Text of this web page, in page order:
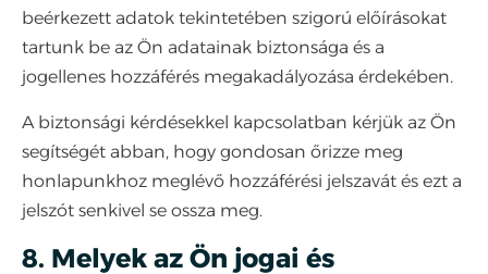
beérkezett adatok tekintetében szigorú előírásokat
tartunk be az Ön adatainak biztonsága és a
jogellenes hozzáférés megakadályozása érdekében.
A biztonsági kérdésekkel kapcsolatban kérjük az Ön
segítségét abban, hogy gondosan őrizze meg
honlapunkhoz meglévő hozzáférési jelszavát és ezt a
jelszót senkivel se ossza meg.
8. Melyek az Ön jogai és